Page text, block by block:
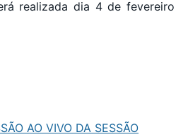
realizada dia 4 de fevereiro
AO VIVO DA SESSÃO